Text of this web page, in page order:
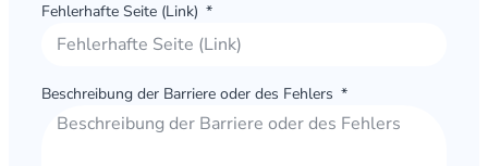
Fehlerhafte Seite (Link)
Beschreibung der Barriere oder des Fehlers